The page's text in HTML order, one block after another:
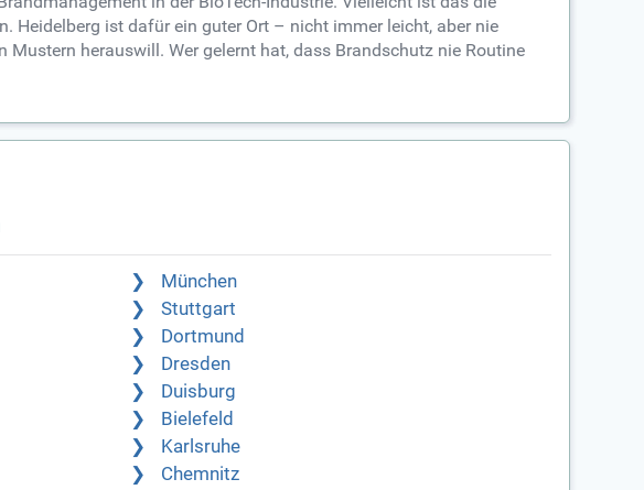
Heidelberg ist dafür ein guter Ort – nicht immer leicht, aber nie
herauswill. Wer gelernt hat, dass Brandschutz nie Routine
München
Stuttgart
Dortmund
Dresden
Duisburg
Bielefeld
Karlsruhe
Chemnitz